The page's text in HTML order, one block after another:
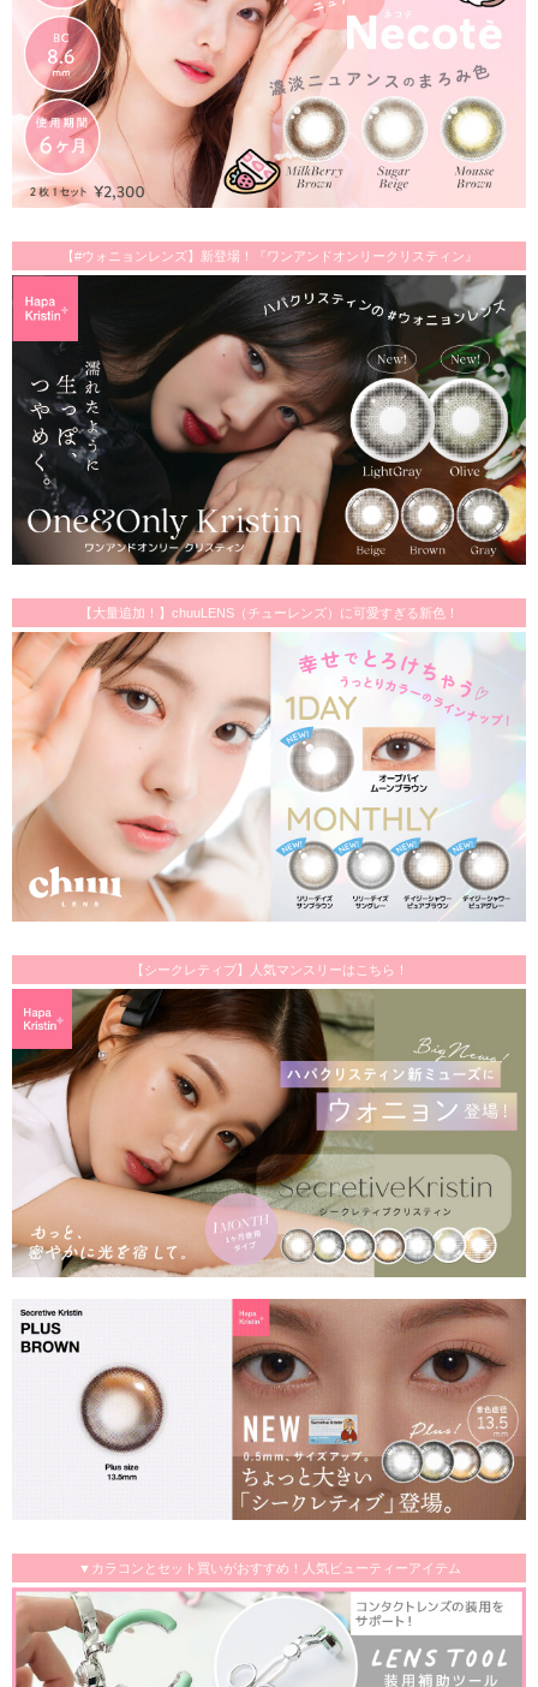
【#ウォニョンレンズ】新登場！『ワンアンドオンリークリスティン』
【大量追加！】chuuLENS（チューレンズ）に可愛すぎる新色！
【シークレティブ】人気マンスリーはこちら！
▼カラコンとセット買いがおすすめ！人気ビューティーアイテム